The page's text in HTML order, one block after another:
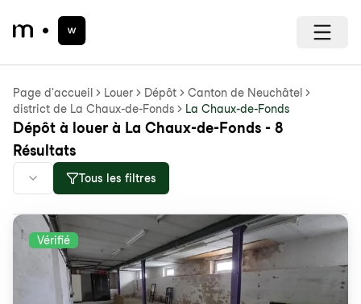
Page d'accueil Louer Dépôt
Canton de Neuchâtel
district de La Chaux-de-Fonds
La Chaux-de-Fonds
Dépôt à louer à La Chaux-de-Fonds - 8
Résultats
Tous les filtres
Vérifié